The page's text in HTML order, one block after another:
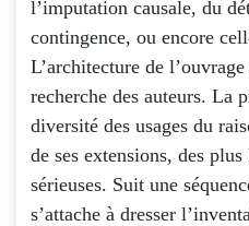
l’imputation causale, du
contingence, ou encore
L’architecture de
recherche des auteurs. La
diversité des usages du
de ses extensions, des
sérieuses. Suit une
s’attache à dresser